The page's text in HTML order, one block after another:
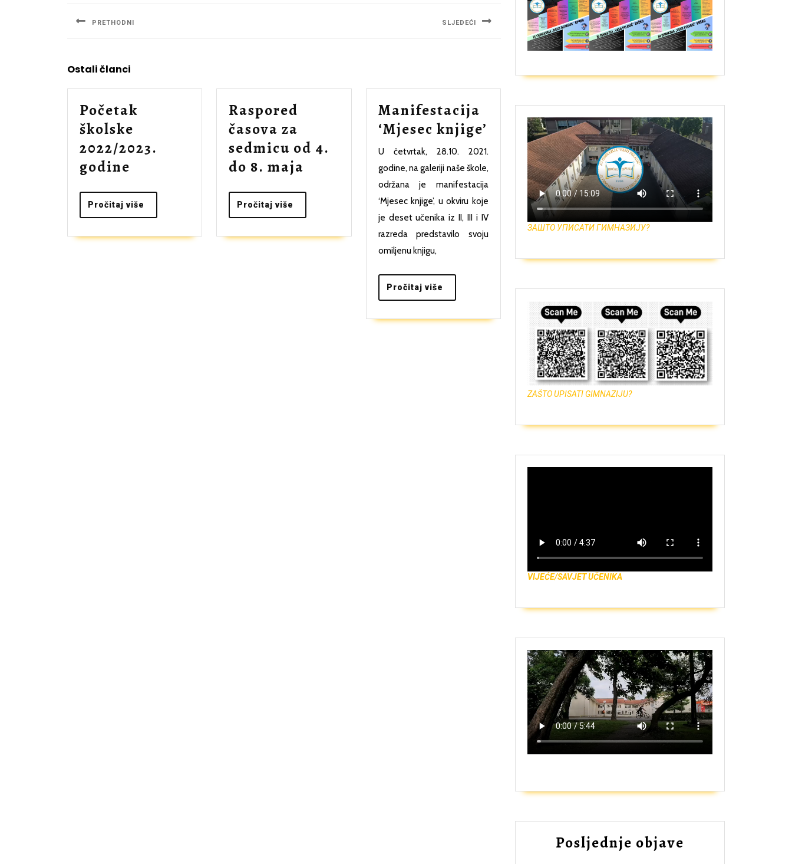
PRETHODNI SLJEDEĆI
Ostali članci
Početak
školske
2022/2023.
godine
2022/2023.
godine
Pročitaj više
više
Raspored
časova za
sedmicu od 4.
do 8. maja
sedmicu
od
Pročitaj više
više
Manifestacija
‘Mjesec knjige’ Manifestacija
‘Mjesec
knjige’
U četvrtak, 28.10. 2021.
godine, na galeriji naše škole,
održana je manifestacija
‘Mjesec knjige’, u okviru koje
je deset učenika iz II, III i IV
razreda predstavilo svoju
omiljenu knjigu,
Pročitaj više
više
ЗАШТО УПИСАТИ ГИМНАЗИЈУ?
ZAŠTO UPISATI GIMNAZIJU?
VIJEĆE/SAVJET UČENIKA
Posljednje objave